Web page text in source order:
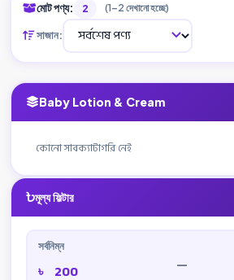
মোট পণ্য: 2 (1–2 দেখানো হচ্ছে)
সাজান:
Baby Lotion & Cream
কোনো সাবক্যাটাগরি নেই
মূল্য ফিল্টার
সর্বনিম্ন
৳ —